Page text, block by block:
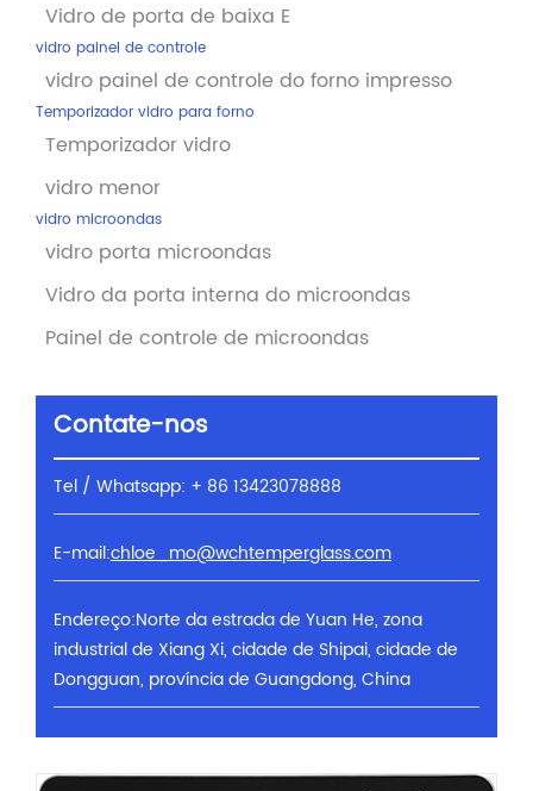
Vidro de porta de baixa E
vidro painel de controle
vidro painel de controle do forno impresso
Temporizador vidro para forno
Temporizador vidro
vidro menor
vidro microondas
vidro porta microondas
Vidro da porta interna do microondas
Painel de controle de microondas
Contate-nos
Tel / Whatsapp: + 86 13423078888
E-mail:chloe_mo@wchtemperglass.com
Endereço:Norte da estrada de Yuan He, zona
industrial de Xiang Xi, cidade de Shipai, cidade de
Dongguan, província de Guangdong, China